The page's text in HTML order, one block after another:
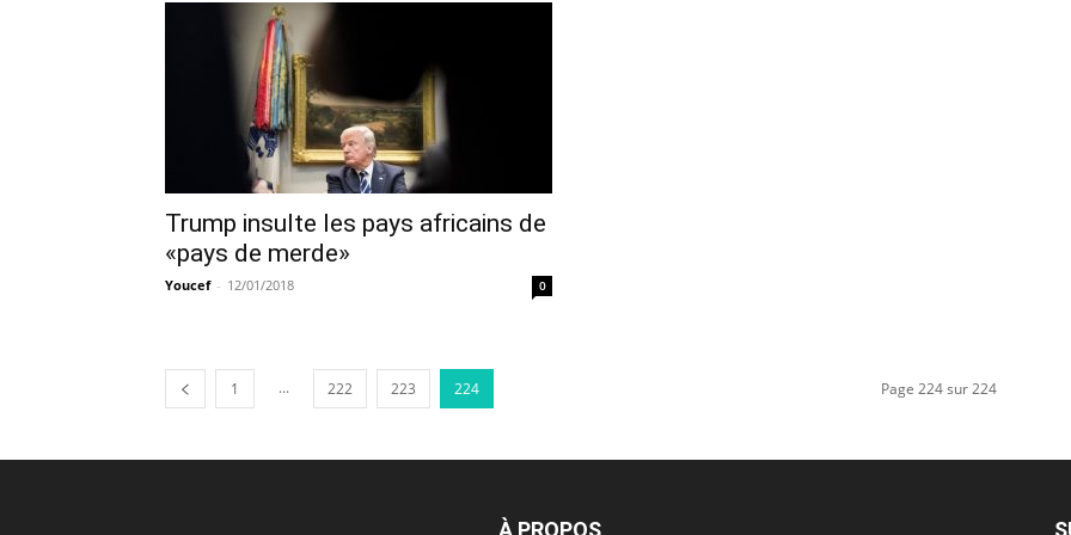
Trump insulte les pays africains de
«pays de merde»
Youcef - 12/01/2018 0
1 ... 222 223 224 Page 224 sur 224
À PROPOS